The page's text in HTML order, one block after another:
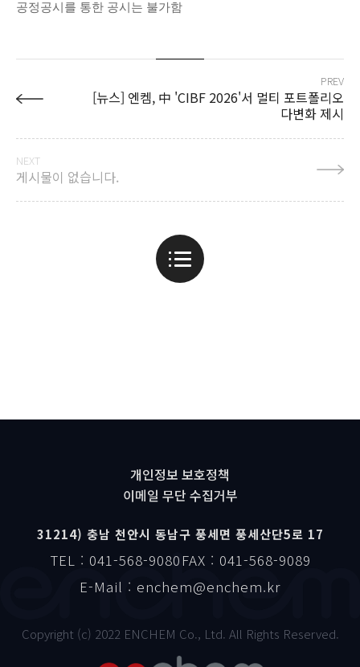
공정공시를 통한 공시는 불가함
PREV
[뉴스] 엔켐, 中 'CIBF 2026'서 멀티 포트폴리오
다변화 제시
NEXT
게시물이 없습니다.
개인정보 보호정책
이메일 무단 수집거부
31214) 충남 천안시 동남구 풍세면 풍세산단5로 17
TEL : 041-568-9080 FAX : 041-568-9089
E-Mail : enchem@enchem.kr
Copyright (c) 2022 ENCHEM Co., Ltd. All Rights Reserved.